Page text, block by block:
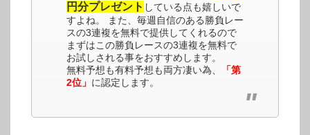
円分プレゼント している点も嬉しいで
すよね。 また、毎週自信のある勝負レー
スの3連複を無料で提供してくれるので
まずはこの勝負レースの3連複を無料で
お試しされる事をおすすめします。
無料予想も有料予想も両方凄い為、
「第
2位」 に認定します。